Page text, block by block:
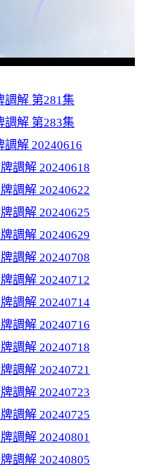
調解 第281集
調解 第283集
調解 20240616
調解 20240618
調解 20240622
調解 20240625
調解 20240629
調解 20240708
調解 20240712
調解 20240714
調解 20240716
調解 20240718
調解 20240721
調解 20240723
調解 20240725
調解 20240801
調解 20240805